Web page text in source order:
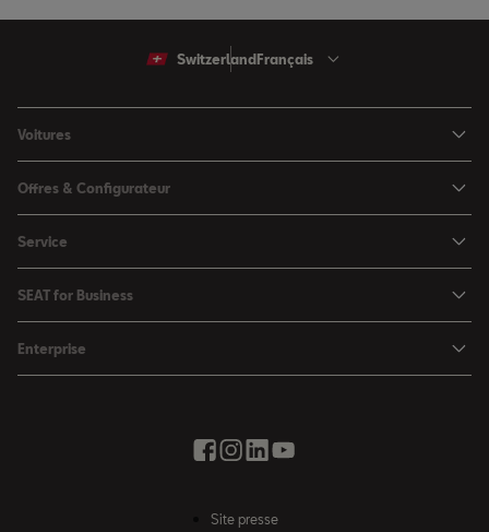
Switzerland Français
Voitures
Ibiza
Leon
Leon Sportstourer
Ateca
Offres & Configurateur
Offres
Catalogues & les listes de prix
SEAT Occasion Plus
Boutique d'accessoires
Service
SEAT Service
Accessoires automobiles
SEAT for Business
Offres
Enterprise
Vous faire avancer avec SEAT
Site presse